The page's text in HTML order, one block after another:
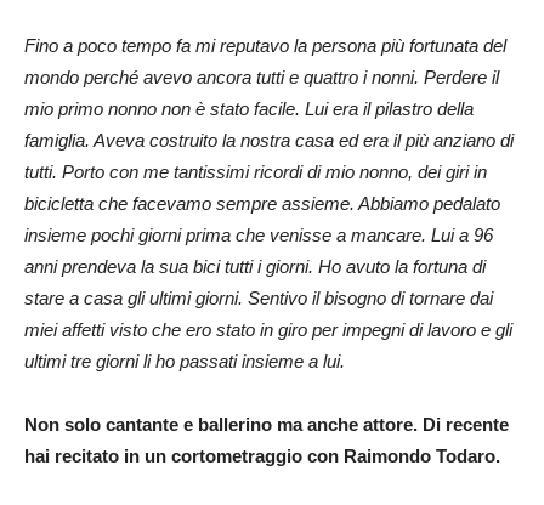
Fino a poco tempo fa mi reputavo la persona più fortunata del
mondo perché avevo ancora tutti e quattro i nonni. Perdere il
mio primo nonno non è stato facile. Lui era il pilastro della
famiglia. Aveva costruito la nostra casa ed era il più anziano di
tutti. Porto con me tantissimi ricordi di mio nonno, dei giri in
bicicletta che facevamo sempre assieme. Abbiamo pedalato
insieme pochi giorni prima che venisse a mancare. Lui a 96
anni prendeva la sua bici tutti i giorni. Ho avuto la fortuna di
stare a casa gli ultimi giorni. Sentivo il bisogno di tornare dai
miei affetti visto che ero stato in giro per impegni di lavoro e gli
ultimi tre giorni li ho passati insieme a lui.
Non solo cantante e ballerino ma anche attore. Di recente
hai recitato in un cortometraggio con Raimondo Todaro.